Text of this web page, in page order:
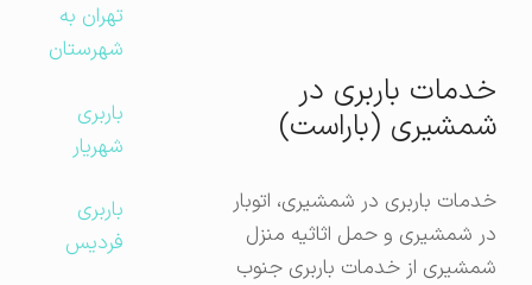
خدمات باربری در
شمشیری (باراست)
خدمات باربری در شمشیری، اتوبار
در شمشیری و حمل اثاثیه منزل
شمشیری از خدمات باربری جنوب
تهران به
شهرستان
باربری
شهریار
باربری
فردیس